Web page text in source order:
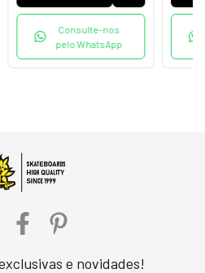
Consulte-nos
pelo WhatsApp
e novidades!